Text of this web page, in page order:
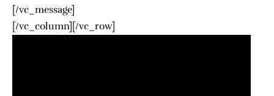
[/vc_message]
[/vc_column][/vc_row]